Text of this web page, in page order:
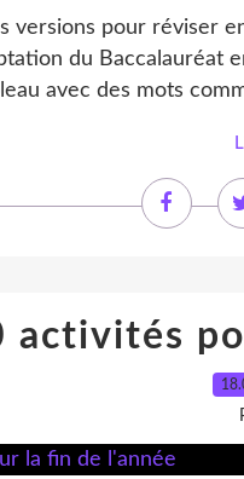
versions pour réviser
du Baccalauréat
avec des mots
activités